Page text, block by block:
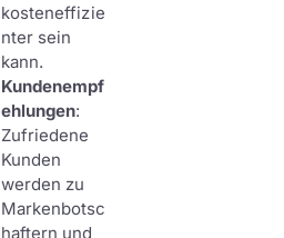
kosteneffizie
nter sein
kann.
Kundenempf
ehlungen:
Zufriedene
Kunden
werden zu
Markenbotsc
haftern und